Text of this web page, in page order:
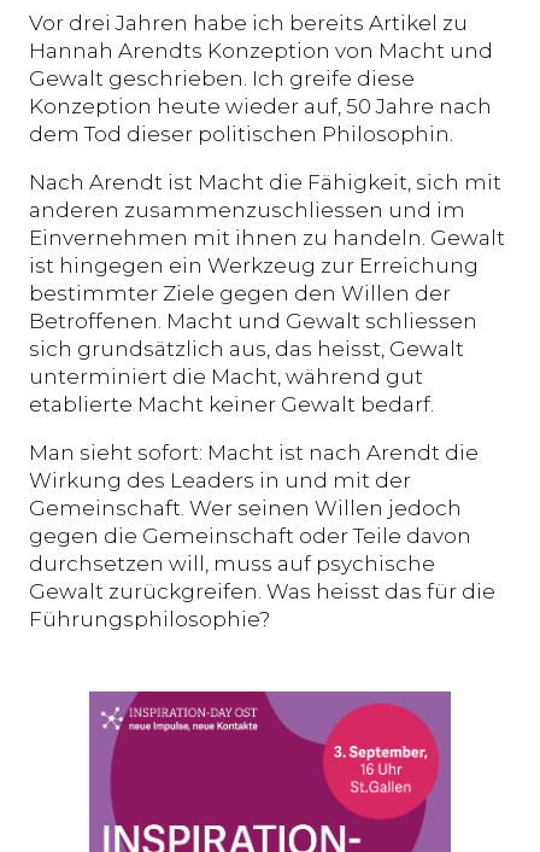
Vor drei Jahren habe ich bereits Artikel zu
Hannah Arendts Konzeption von Macht und
Gewalt geschrieben. Ich greife diese
Konzeption heute wieder auf, 50 Jahre nach
dem Tod dieser politischen Philosophin.
Nach Arendt ist Macht die Fähigkeit, sich mit
anderen zusammenzuschliessen und im
Einvernehmen mit ihnen zu handeln. Gewalt
ist hingegen ein Werkzeug zur Erreichung
bestimmter Ziele gegen den Willen der
Betroffenen. Macht und Gewalt schliessen
sich grundsätzlich aus, das heisst, Gewalt
unterminiert die Macht, während gut
etablierte Macht keiner Gewalt bedarf.
Man sieht sofort: Macht ist nach Arendt die
Wirkung des Leaders in und mit der
Gemeinschaft. Wer seinen Willen jedoch
gegen die Gemeinschaft oder Teile davon
durchsetzen will, muss auf psychische
Gewalt zurückgreifen. Was heisst das für die
Führungsphilosophie?